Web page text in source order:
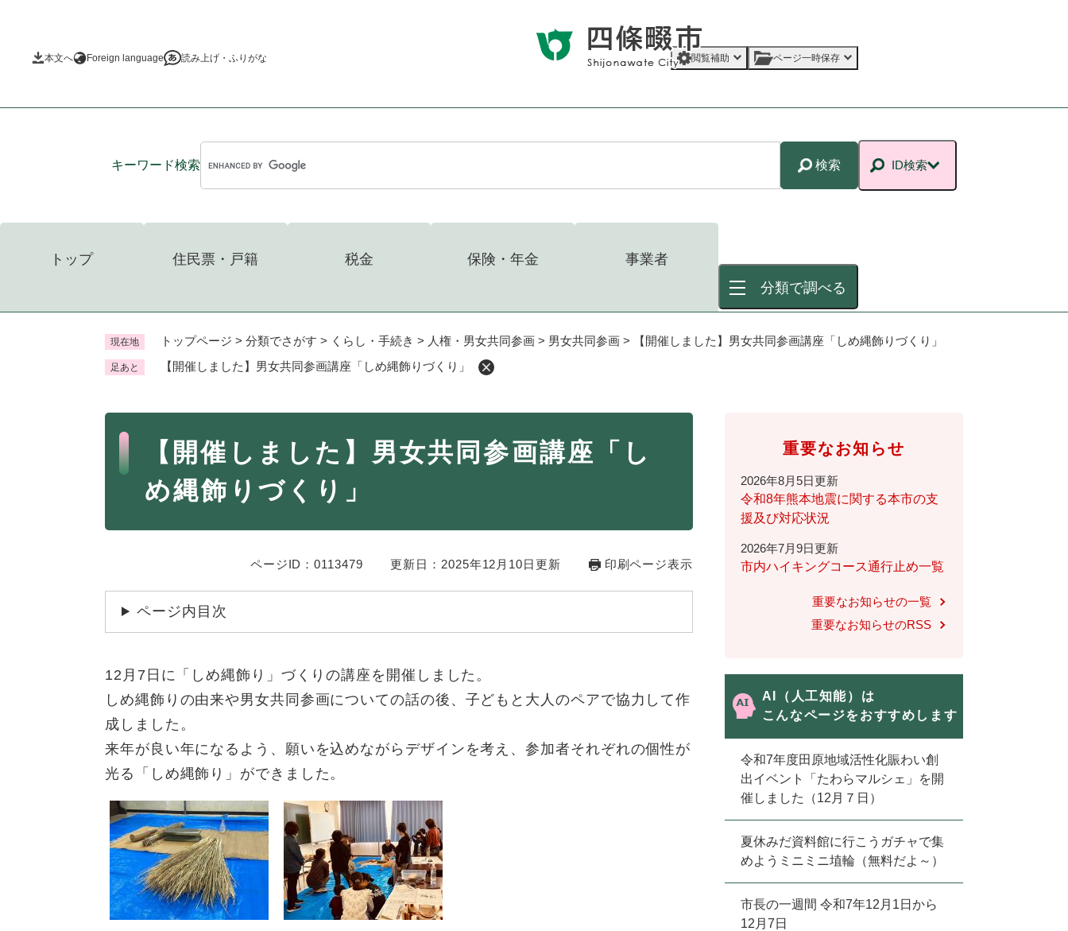
頭
本文へ Foreign language 読み上げ・ふりがな 閲覧補助 ページ一時保存
キーワード検索 検索 ID検索
トップ 住民票・戸籍 税金 保険・年金
事業者
分類で調べる
・
手
続
き
を
く
登録・届け出・証明 保険・年金 マイナンバー
税金 ごみ・リサイクル 住まい
ペット・動物
地域活動・コミュニティ 人権・男女共同参画 消費生活
イベント・施設予約
防災・安全
防
・
安
の
メ
ニ
ー
を
ひ
ら
く
子育て・教育
子
・
教
の
メ
ニ
ュ
ー
を
ひ
健康・医療・福祉
健
医
療
福
祉
の
メ
ス
ポ
ー
ツ
・
文
化
まちづくり・環境
ま
ち
づ
く
しごと・産業
し
現在地 トップページ > 分類でさがす > くらし・手続き > 人権・男女共同参画 > 男女共同参画 > 【開催しました】男女共同参画講座「しめ縄飾りづくり」
足あと 【開催しました】男女共同参画講座「しめ縄飾りづくり」
文
【開催しました】男女共同参画講座「し
め縄飾りづくり」
ページID：0113479 更新日：2025年12月10日更新 印刷ページ表示
ページ内目次
12月7日に「しめ縄飾り」づくりの講座を開催しました。
しめ縄飾りの由来や男女共同参画についての話の後、子どもと大人のペアで協力して作
成しました。
来年が良い年になるよう、願いを込めながらデザインを考え、参加者それぞれの個性が
光る「しめ縄飾り」ができました。
重要なお知らせ
2026年8月5日更新
令和8年熊本地震に関する本市の支
援及び対応状況
2026年7月9日更新
市内ハイキングコース通行止め一覧
重要なお知らせの一覧
重要なお知らせのRSS
AI（人工知能）は
こんなページをおすすめします
令和7年度田原地域活性化賑わい創
出イベント「たわらマルシェ」を開
催しました（12月７日）
夏休みだ資料館に行こうガチャで集
めようミニミニ埴輪（無料だよ～）
市長の一週間 令和7年12月1日から
12月7日